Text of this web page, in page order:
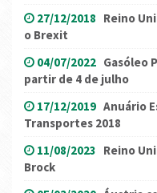
27/12/2018 Reino
o Brexit
04/07/2022 Gasóleo
partir de 4 de julho
17/12/2019 Anuário
Transportes 2018
11/08/2023 Reino
Brock